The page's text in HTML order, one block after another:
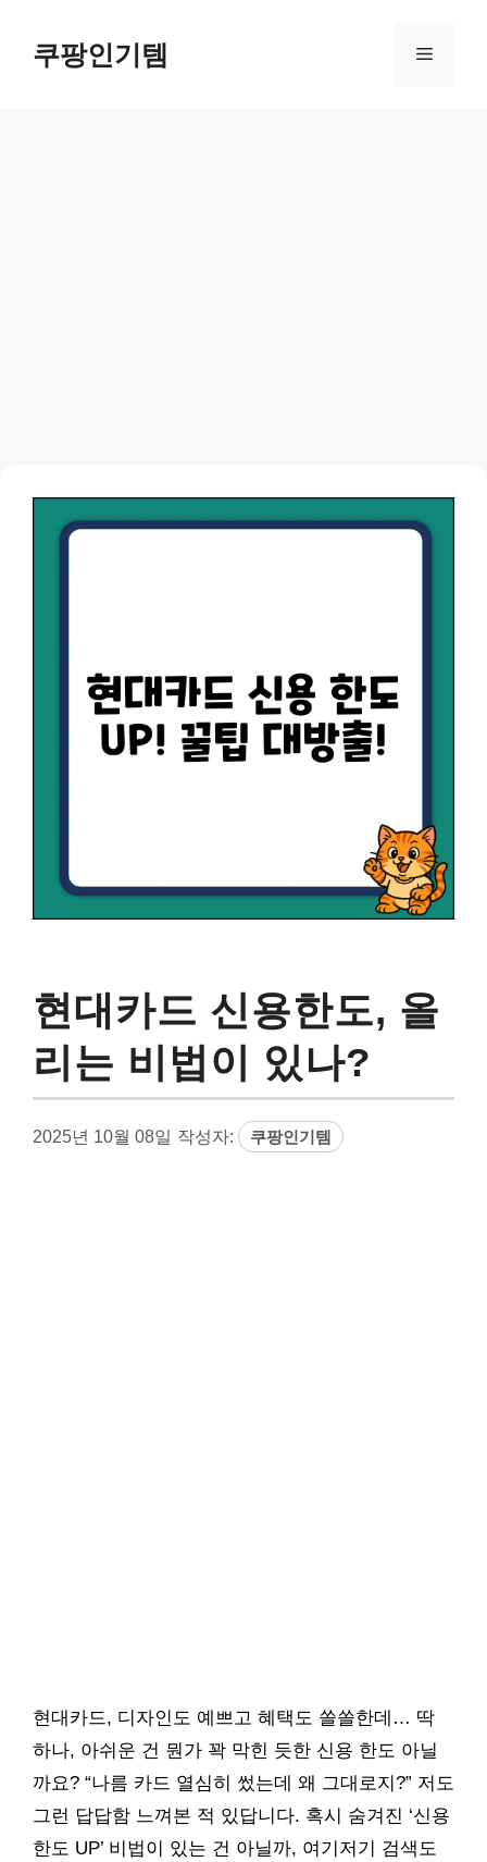
쿠팡인기템 메
현대카드 신용한도, 올
리는 비법이 있나?
2025년 10월 08일 작성자: 쿠팡인기템
현대카드, 디자인도 예쁘고 혜택도 쏠쏠한데… 딱
하나, 아쉬운 건 뭔가 꽉 막힌 듯한 신용 한도 아닐
까요? “나름 카드 열심히 썼는데 왜 그대로지?” 저도
그런 답답함 느껴본 적 있답니다. 혹시 숨겨진 ‘신용
한도 UP’ 비법이 있는 건 아닐까, 여기저기 검색도